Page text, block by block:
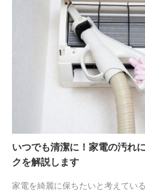
いつでも清潔に！家電の汚れ
クを解説します
家電を綺麗に保ちたいと考えてい